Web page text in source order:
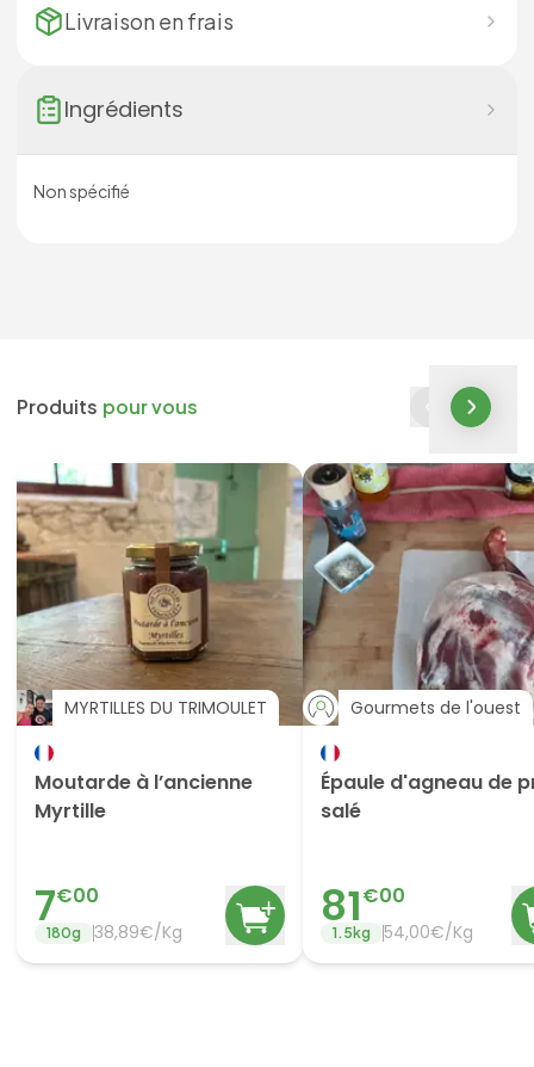
Livraison en frais
Ingrédients
Non spécifié
Produits pour vous
MYRTILLES DU TRIMOULET
Moutarde à l’ancienne
Myrtille
7€00
180g 38,89€/Kg
Gourmets de l'ouest
Épaule d'agneau de
salé
81€00
1.5kg 54,00€/Kg